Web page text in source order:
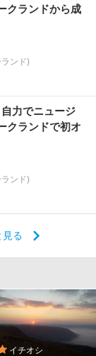
クランドから成
ンド)
力でニュージ
クランドで初オ
ンド)
見る
イチオシ